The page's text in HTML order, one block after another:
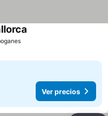
Ver precios
Ver precios